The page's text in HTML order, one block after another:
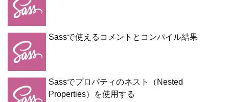
Sassで使えるコメントとコンパイル結果
Sassでプロパティのネスト（Nested
Properties）を使用する